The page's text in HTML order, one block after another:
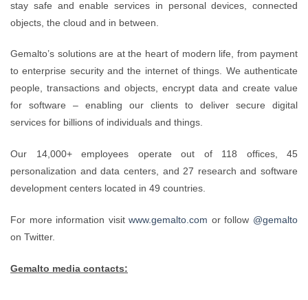
stay safe and enable services in
objects, the cloud and in between.
Gemalto’s solutions are at the heart
to enterprise security and the
people, transactions and objects,
for software – enabling our
services for billions of individuals and
Our 14,000+ employees
personalization and data centers,
development centers located in 49
For more information visit